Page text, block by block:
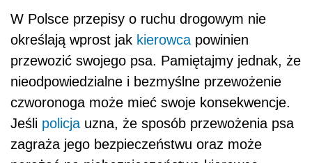
W Polsce przepisy o ruchu drogowym nie
określają wprost jak kierowca powinien
przewozić swojego psa. Pamiętajmy jednak, że
nieodpowiedzialne i bezmyślne przewożenie
czworonoga może mieć swoje konsekwencje.
Jeśli policja uzna, że sposób przewożenia psa
zagraża jego bezpieczeństwu oraz może